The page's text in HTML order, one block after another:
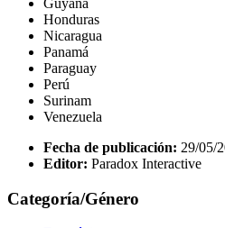
Honduras
Nicaragua
Panamá
Paraguay
Perú
Surinam
Venezuela
Fecha de publicación: 29/05/
Editor: Paradox Interactive
Categoría/Género